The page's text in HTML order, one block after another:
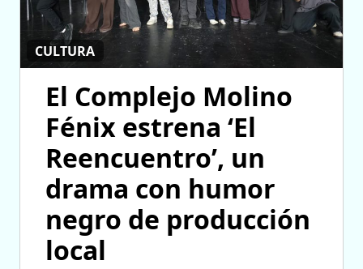
CULTURA
El Complejo Molino
Fénix estrena ‘El
Reencuentro’, un
drama con humor
negro de producción
local